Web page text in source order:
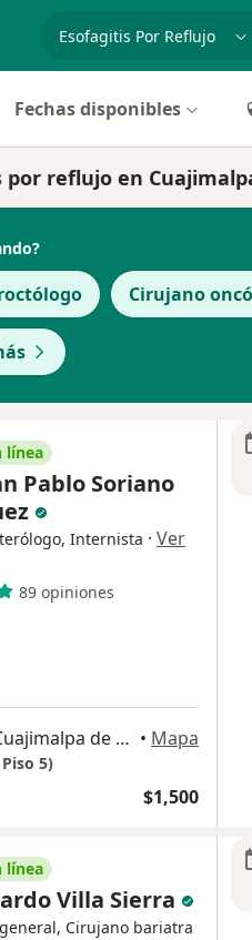
Fechas disponibles
por reflujo en
Cirujano
línea
Pablo Soriano
Internista · Ver
89 opiniones
Vasco de Quiroga 3900, Cuajimalpa de Morelos • Mapa
5)
$1,500
línea
Villa Sierra
Cirujano bariatra